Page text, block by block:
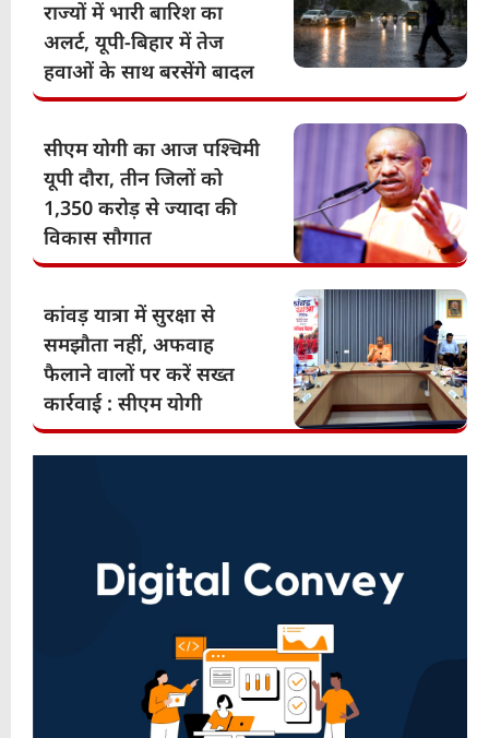
राज्यों में भारी बारिश का
अलर्ट, यूपी-बिहार में तेज
हवाओं के साथ बरसेंगे बादल
सीएम योगी का आज पश्चिमी
यूपी दौरा, तीन जिलों को
1,350 करोड़ से ज्यादा की
विकास सौगात
कांवड़ यात्रा में सुरक्षा से
समझौता नहीं, अफवाह
फैलाने वालों पर करें सख्त
कार्रवाई : सीएम योगी